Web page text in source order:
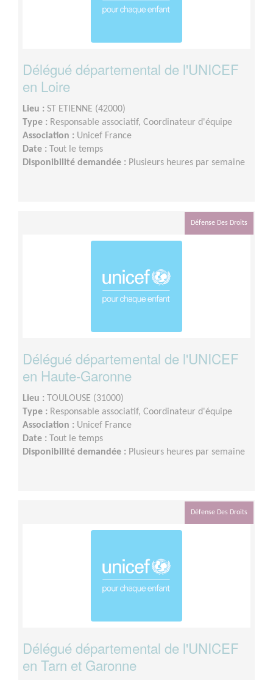
Délégué départemental de l'UNICEF
en Loire
Lieu : ST ETIENNE (42000)
Type : Responsable associatif, Coordinateur d'équipe
Association : Unicef France
Date :
Tout le temps
Disponibilité demandée : Plusieurs heures par semaine
Défense Des Droits
Délégué départemental de l'UNICEF
en Haute-Garonne
Lieu :
TOULOUSE (31000)
Type : Responsable associatif, Coordinateur d'équipe
Association : Unicef France
Date :
Tout le temps
Disponibilité demandée : Plusieurs heures par semaine
Défense Des Droits
Délégué départemental de l'UNICEF
en Tarn et Garonne